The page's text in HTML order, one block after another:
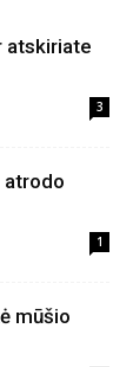
atskiriate
3
atrodo
1
mūšio